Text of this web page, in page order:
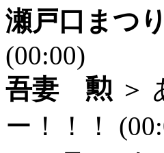
瀬戸口まつり
(00:00)
吾妻 勲 ＞
ー！！！